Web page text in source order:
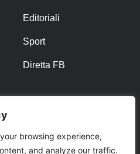
browsing experience,
and analyze our traffic.
Editoriali
Sport
Diretta FB